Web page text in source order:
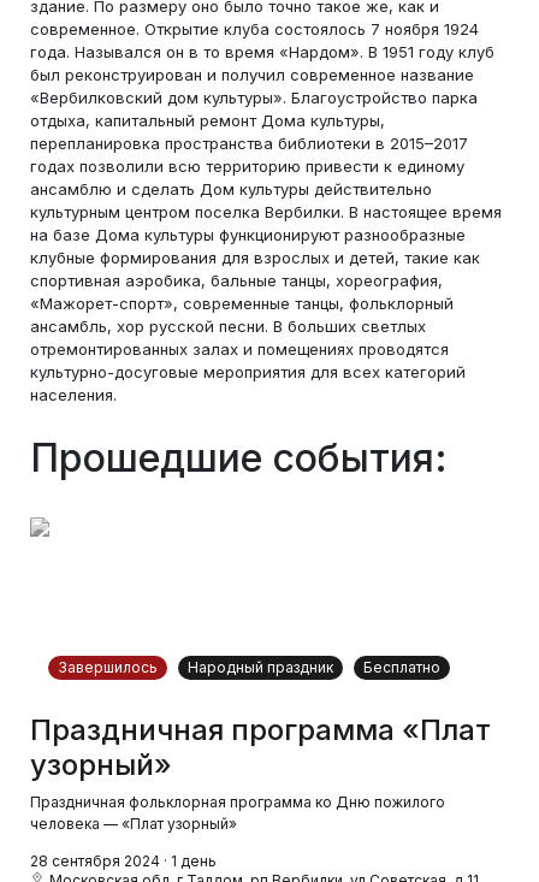
здание. По размеру оно было точно такое же, как и
современное. Открытие клуба состоялось 7 ноября 1924
года. Назывался он в то время «Нардом». В 1951 году клуб
был реконструирован и получил современное название
«Вербилковский дом культуры». Благоустройство парка
отдыха, капитальный ремонт Дома культуры,
перепланировка пространства библиотеки в 2015–2017
годах позволили всю территорию привести к единому
ансамблю и сделать Дом культуры действительно
культурным центром поселка Вербилки. В настоящее время
на базе Дома культуры функционируют разнообразные
клубные формирования для взрослых и детей, такие как
спортивная аэробика, бальные танцы, хореография,
«Мажорет-спорт», современные танцы, фольклорный
ансамбль, хор русской песни. В больших светлых
отремонтированных залах и помещениях проводятся
культурно-досуговые мероприятия для всех категорий
населения.
Прошедшие события:
Завершилось Народный праздник Бесплатно
Праздничная программа «Плат
узорный»
Праздничная фольклорная программа ко Дню пожилого
человека — «Плат узорный»
28 сентября 2024 · 1 день